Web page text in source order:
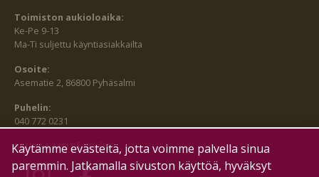
Toimiston aukioloaika:
Ke-Pe 9-13
Ma-Ti suljettu käyntiasiakkailta
Osoite:
Asematie 2, 86800 Pyhäsalmi
Puhelin:
040 772 0231
SEURAA MEITÄ MYÖS:
Käytämme evästeitä, jotta voimme palvella sinua
paremmin. Jatkamalla sivuston käyttöä, hyväksyt